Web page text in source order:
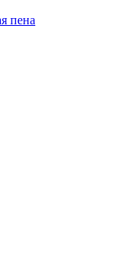
пена